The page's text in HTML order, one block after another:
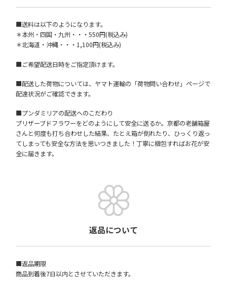
■送料は以下のようになります。
＊本州・四国・九州・・・550円(税込み)
＊北海道・沖縄・・・1,100円(税込み)
■ご希望配送日時をご指定頂けます。
■配送した荷物については、ヤマト運輸の「荷物問い合わせ」ページで
配達状況がご確認できます。
■プンダミリアの配送へのこだわり
プリザーブドフラワーをどのようにして安全に送るか。京都の老舗箱屋
さんと何度も打ち合わせした結果、たとえ箱が倒れたり、ひっくり返っ
てしまっても安全な方法を思いつきました！丁寧に梱包すればお花が安
全に届きます。
返品について
■返品期限
商品到着後7日以内とさせていただきます。